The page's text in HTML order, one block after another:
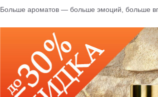
Больше ароматов — больше эмоций, больше